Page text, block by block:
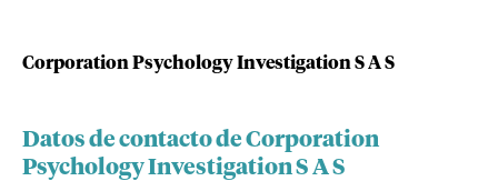
Corporation Psychology Investigation S A S
Datos de contacto de Corporation
Psychology Investigation S A S